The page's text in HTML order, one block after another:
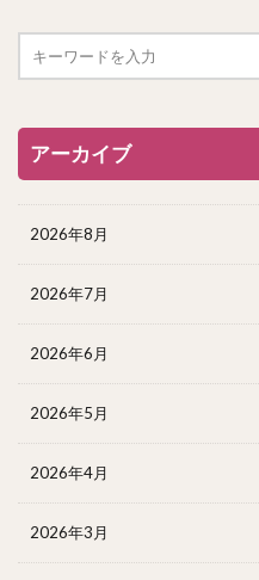
アーカイブ
2026年8月
2026年7月
2026年6月
2026年5月
2026年4月
2026年3月